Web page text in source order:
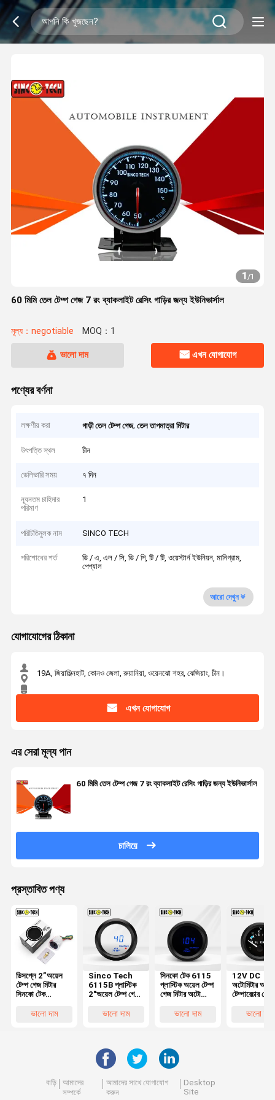
1/1
60 মিমি তেল টেম্প গেজ 7 রং ব্যাকলাইট রেসিং গাড়ির জন্য ইউনিভার্সাল
মূল্য：negotiable MOQ：1
ভালো দাম এখন যোগাযোগ
পণ্যের বর্ণনা
লক্ষণীয় করা গাড়ী তেল টেম্প গেজ,তেল তাপমাত্রা মিটার
উৎপত্তি স্থল চীন
ডেলিভারি সময় ৭ দিন
ন্যূনতম চাহিদার
পরিমাণ
1
পরিচিতিমুলক নাম SINCO TECH
পরিশোধের শর্ত
ডি / এ, এল / সি, ডি / পি, টি / টি, ওয়েস্টার্ন ইউনিয়ন, মানিগ্রাম,
পেপ্যাল
আরো দেখুন
যোগাযোগের ঠিকানা
19A, জিয়াঞ্জিনহাট, কোনও জেলা, রুয়ানিয়া, ওয়েনঝো শহর, ঝেজিয়াং, চীন।
এখন যোগাযোগ
এর সেরা মূল্য পান
60 মিমি তেল টেম্প গেজ 7 রং ব্যাকলাইট রেসিং গাড়ির জন্য ইউনিভার্সাল
চালিয়ে
প্রস্তাবিত পণ্য
ডিসপ্লে 2”অয়েল
টেম্প গেজ মিটার
সিনকো টেক
অটো মোবাইল ব্ল্যাক
ভালো দাম
Sinco Tech
6115B প্লাস্টিক
2"অয়েল টেম্প গেজ
লেড ডিসপ্লে সাদা
ভালো দাম
সিনকো টেক 6115
প্লাস্টিক অয়েল টেম্প
গেজ মিটার অটো
ডিসপ্লেভালো দাম
12V DC
অটোমিটার অয়েল
টেম্পারেচার
ভালো দাম
বাড়ি
আমাদের
সম্পর্কে
আমাদের সাথে যোগাযোগ
করুন
Desktop
Site